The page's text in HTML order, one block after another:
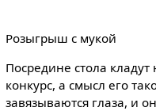
Розыгрыш с мукой
Посредине стола
конкурс, а смысл его
завязываются глаза, и